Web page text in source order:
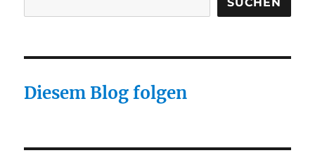
Diesem Blog folgen